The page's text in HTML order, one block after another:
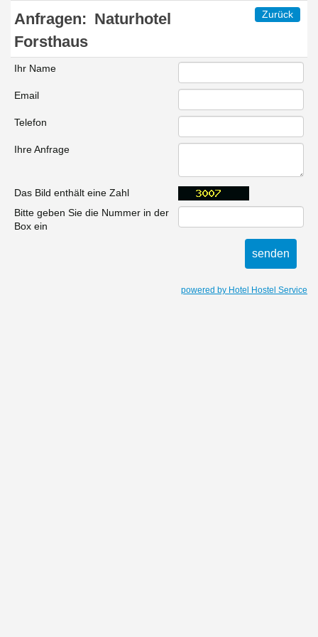
Zurück
Anfragen: Naturhotel
Forsthaus
Ihr Name
Email
Telefon
Ihre Anfrage
Das Bild enthält eine Zahl
Bitte geben Sie die Nummer in der
Box ein
powered by Hotel Hostel Service